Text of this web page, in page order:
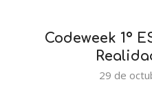
Codeweek 1º
29 de